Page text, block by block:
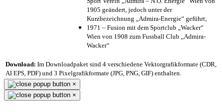
1905 geändert, jedoch unter der
Kurzbezeichnung „Admira-Energie“ geführt;
1971 – Fusion mit dem Sportclub „Wacker“
Wien von 1908 zum Fussball Club „Admira-
Wacker“
Download: Im Downloadpaket sind 4 verschiedene Vektorgrafikformate (CDR,
AI EPS, PDF) und 3 Pixelgrafikformate (JPG, PNG, GIF) enthalten.
×
×